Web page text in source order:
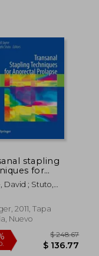
stapling
for
prolapse
David ; Stuto,
2011, Tapa
Nuevo